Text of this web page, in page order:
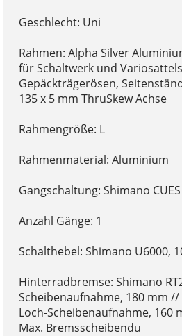
Geschlecht: Uni
Rahmen: Alpha Silver
für Schaltwerk und
Gepäckträgerösen,
135 x 5 mm ThruSkew Achse
Rahmengröße: L
Rahmenmaterial: Aluminium
Gangschaltung: Shimano
Anzahl Gänge: 1
Schalthebel: Shimano U6000,
Hinterradbremse: Shimano
Scheibenaufnahme, 180 mm //
Loch-Scheibenaufnahme, 160
Max. Bremsscheibendu